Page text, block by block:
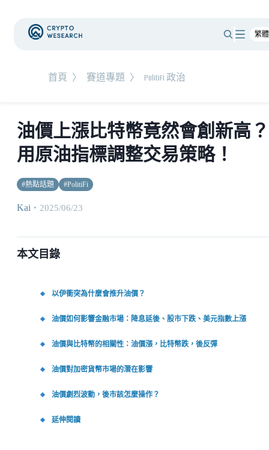
首頁 〉 賽道專題 〉 PolitiFi 政治
油價上漲比特幣竟然會創新高？
用原油指標調整交易策略！
#熱點話題 #PolitiFi
Kai ・ 2025/06/23
本文目錄
以伊衝突為什麼會推升油價？
油價如何影響金融市場：降息延後、股市下跌、美元指數上漲
油價與比特幣的相關性：油價漲，比特幣跌，後反彈
油價對加密貨幣市場的潛在影響
油價劇烈波動，後市該怎麼操作？
延伸閱讀